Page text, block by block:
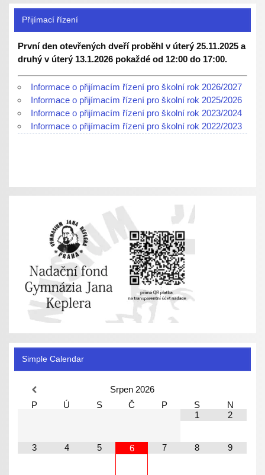
Přijímací řízení
První den otevřených dveří proběhl v úterý 25.11.2025 a
druhý v úterý 13.1.2026 pokaždé od 12:00 do 17:00.
Informace o přijímacím řízení pro školní rok 2026/2027
Informace o přijímacím řízení pro školní rok 2025/2026
Informace o přijímacím řízení pro školní rok 2023/2024
Informace o přijímacím řízení pro školní rok 2022/2023
Simple Calendar
Srpen 2026
P
Ú S Č P S
N
1
2
3 4 5 6 7 8 9